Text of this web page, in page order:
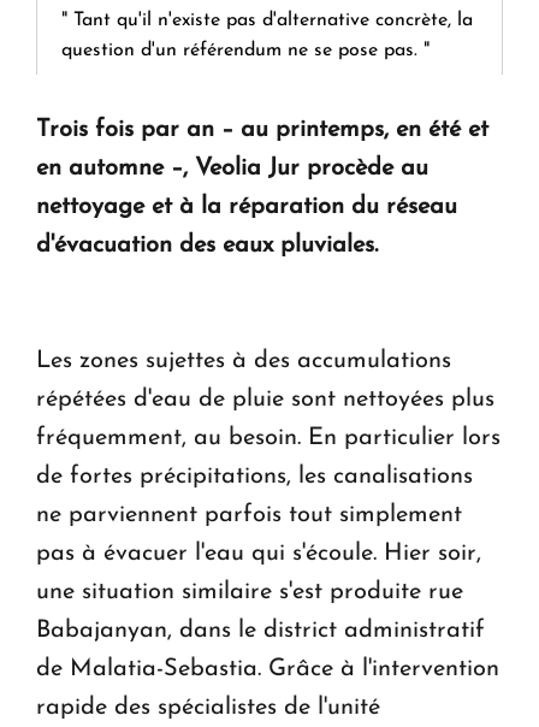
" Tant qu'il n'existe pas d'alternative concrète, la
question d'un référendum ne se pose pas. "
KASA : 30 ans d'audace, de résilience et d'avenir
en Arménie
Le premier hôtel Hyatt Regency d'Arménie
Trois fois par an – au printemps, en été et
en automne –, Veolia Jur procède au
nettoyage et à la réparation du réseau
d'évacuation des eaux pluviales.
Les zones sujettes à des accumulations
répétées d'eau de pluie sont nettoyées plus
fréquemment, au besoin. En particulier lors
de fortes précipitations, les canalisations
ne parviennent parfois tout simplement
pas à évacuer l'eau qui s'écoule. Hier soir,
une situation similaire s'est produite rue
Babajanyan, dans le district administratif
de Malatia-Sebastia. Grâce à l'intervention
rapide des spécialistes de l'unité